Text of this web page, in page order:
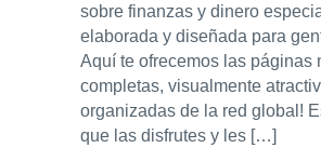
sobre finanzas y dinero
elaborada y diseñada para
Aquí te ofrecemos las páginas
completas, visualmente
organizadas de la red global!
que las disfrutes y les […]